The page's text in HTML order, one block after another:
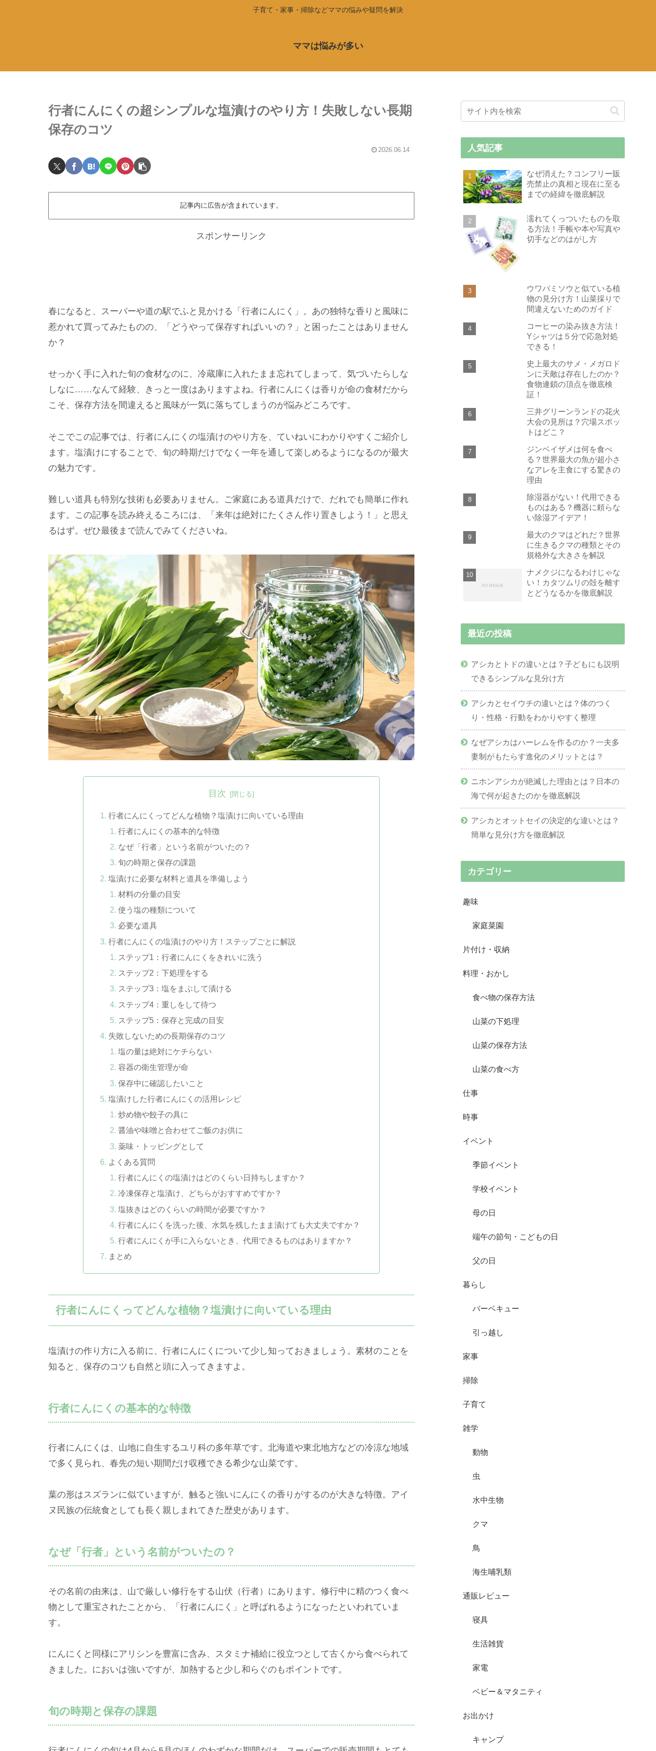
子育て・家事・掃除などママの悩みや疑問を解決
ママは悩みが多い
行者にんにくの超シンプルな塩漬けのやり方！失敗しない長期
保存のコツ
2026.06.14
記事内に広告が含まれています。
スポンサーリンク
春になると、スーパーや道の駅でふと見かける「行者にんにく」。あの独特な香りと風味に
惹かれて買ってみたものの、「どうやって保存すればいいの？」と困ったことはありません
か？
せっかく手に入れた旬の食材なのに、冷蔵庫に入れたまま忘れてしまって、気づいたらしな
しなに……なんて経験、きっと一度はありますよね。行者にんにくは香りが命の食材だから
こそ、保存方法を間違えると風味が一気に落ちてしまうのが悩みどころです。
そこでこの記事では、行者にんにくの塩漬けのやり方を、ていねいにわかりやすくご紹介し
ます。塩漬けにすることで、旬の時期だけでなく一年を通して楽しめるようになるのが最大
の魅力です。
難しい道具も特別な技術も必要ありません。ご家庭にある道具だけで、だれでも簡単に作れ
ます。この記事を読み終えるころには、「来年は絶対にたくさん作り置きしよう！」と思え
るはず。ぜひ最後まで読んでみてくださいね。
目次
行者にんにくってどんな植物？塩漬けに向いている理由
行者にんにくの基本的な特徴
なぜ「行者」という名前がついたの？
旬の時期と保存の課題
塩漬けに必要な材料と道具を準備しよう
材料の分量の目安
使う塩の種類について
必要な道具
行者にんにくの塩漬けのやり方！ステップごとに解説
ステップ1：行者にんにくをきれいに洗う
ステップ2：下処理をする
ステップ3：塩をまぶして漬ける
ステップ4：重しをして待つ
ステップ5：保存と完成の目安
失敗しないための長期保存のコツ
塩の量は絶対にケチらない
容器の衛生管理が命
保存中に確認したいこと
塩漬けした行者にんにくの活用レシピ
炒め物や餃子の具に
醤油や味噌と合わせてご飯のお供に
薬味・トッピングとして
よくある質問
行者にんにくの塩漬けはどのくらい日持ちしますか？
冷凍保存と塩漬け、どちらがおすすめですか？
塩抜きはどのくらいの時間が必要ですか？
行者にんにくを洗った後、水気を残したまま漬けても大丈夫ですか？
行者にんにくが手に入らないとき、代用できるものはありますか？
まとめ
行者にんにくってどんな植物？塩漬けに向いている理由
塩漬けの作り方に入る前に、行者にんにくについて少し知っておきましょう。素材のことを
知ると、保存のコツも自然と頭に入ってきますよ。
行者にんにくの基本的な特徴
行者にんにくは、山地に自生するユリ科の多年草です。北海道や東北地方などの冷涼な地域
で多く見られ、春先の短い期間だけ収穫できる希少な山菜です。
葉の形はスズランに似ていますが、触ると強いにんにくの香りがするのが大きな特徴。アイ
ヌ民族の伝統食としても長く親しまれてきた歴史があります。
なぜ「行者」という名前がついたの？
その名前の由来は、山で厳しい修行をする山伏（行者）にあります。修行中に精のつく食べ
物として重宝されたことから、「行者にんにく」と呼ばれるようになったといわれていま
す。
にんにくと同様にアリシンを豊富に含み、スタミナ補給に役立つとして古くから食べられて
きました。においは強いですが、加熱すると少し和らぐのもポイントです。
旬の時期と保存の課題
人気記事
なぜ消えた？コンフリー販
売禁止の真相と現在に至る
までの経緯を徹底解説
濡れてくっついたものを取
る方法！手帳や本や写真や
切手などのはがし方
ウワバミソウと似ている植
物の見分け方！山菜採りで
間違えないためのガイド
コーヒーの染み抜き方法！
Yシャツは５分で応急対処
できる！
史上最大のサメ・メガロド
ンに天敵は存在したのか？
食物連鎖の頂点を徹底検
証！
三井グリーンランドの花火
大会の見所は？穴場スポッ
トはどこ？
ジンベイザメは何を食べ
る？世界最大の魚が超小さ
なアレを主食にする驚きの
理由
除湿器がない！代用できる
ものはある？機器に頼らな
い除湿アイデア！
最大のクマはどれだ？世界
に生きるクマの種類とその
規格外な大きさを解説
ナメクジになるわけじゃな
い！カタツムリの殻を離す
とどうなるかを徹底解説
最近の投稿
アシカとトドの違いとは？子どもにも説明
できるシンプルな見分け方
アシカとセイウチの違いとは？体のつく
り・性格・行動をわかりやすく整理
なぜアシカはハーレムを作るのか？一夫多
妻制がもたらす進化のメリットとは？
ニホンアシカが絶滅した理由とは？日本の
海で何が起きたのかを徹底解説
アシカとオットセイの決定的な違いとは？
簡単な見分け方を徹底解説
カテゴリー
趣味
家庭菜園
片付け・収納
料理・おかし
食べ物の保存方法
山菜の下処理
山菜の保存方法
山菜の食べ方
仕事
時事
イベント
季節イベント
学校イベント
母の日
端午の節句・こどもの日
父の日
暮らし
バーベキュー
引っ越し
家事
掃除
子育て
雑学
動物
虫
水中生物
クマ
鳥
海生哺乳類
通販レビュー
寝具
生活雑貨
家電
ベビー＆マタニティ
お出かけ
キャンプ